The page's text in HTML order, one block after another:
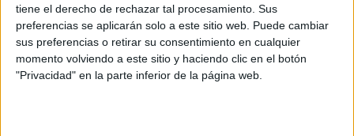
tiene el derecho de rechazar tal procesamiento. Sus
preferencias se aplicarán solo a este sitio web. Puede cambiar
sus preferencias o retirar su consentimiento en cualquier
momento volviendo a este sitio y haciendo clic en el botón
"Privacidad" en la parte inferior de la página web.